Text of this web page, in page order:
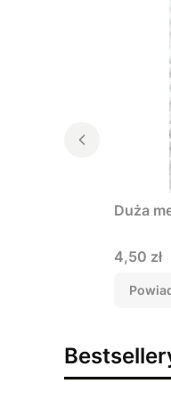
Duża
Cena
4,50 zł